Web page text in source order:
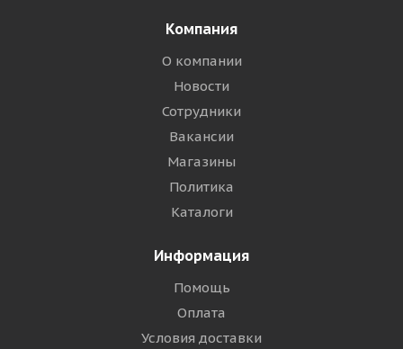
Компания
О компании
Новости
Сотрудники
Вакансии
Магазины
Политика
Каталоги
Информация
Помощь
Оплата
Условия доставки